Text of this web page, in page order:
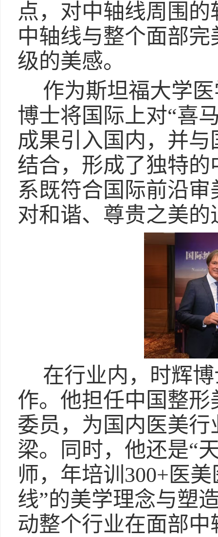
点，对中轴线周围
中轴线与整个面部
级的美感。
作为斯坦福大学
博士将国际上对“喜
成果引入国内，并
结合，形成了独特
系既符合国际前沿
对和谐、尊贵之美的
在行业内，时辉
作。他担任中国整
委员，为国内医美
梁。同时，他还是“
师，年培训300+医
线”的美学理念与塑
动整个行业在面部